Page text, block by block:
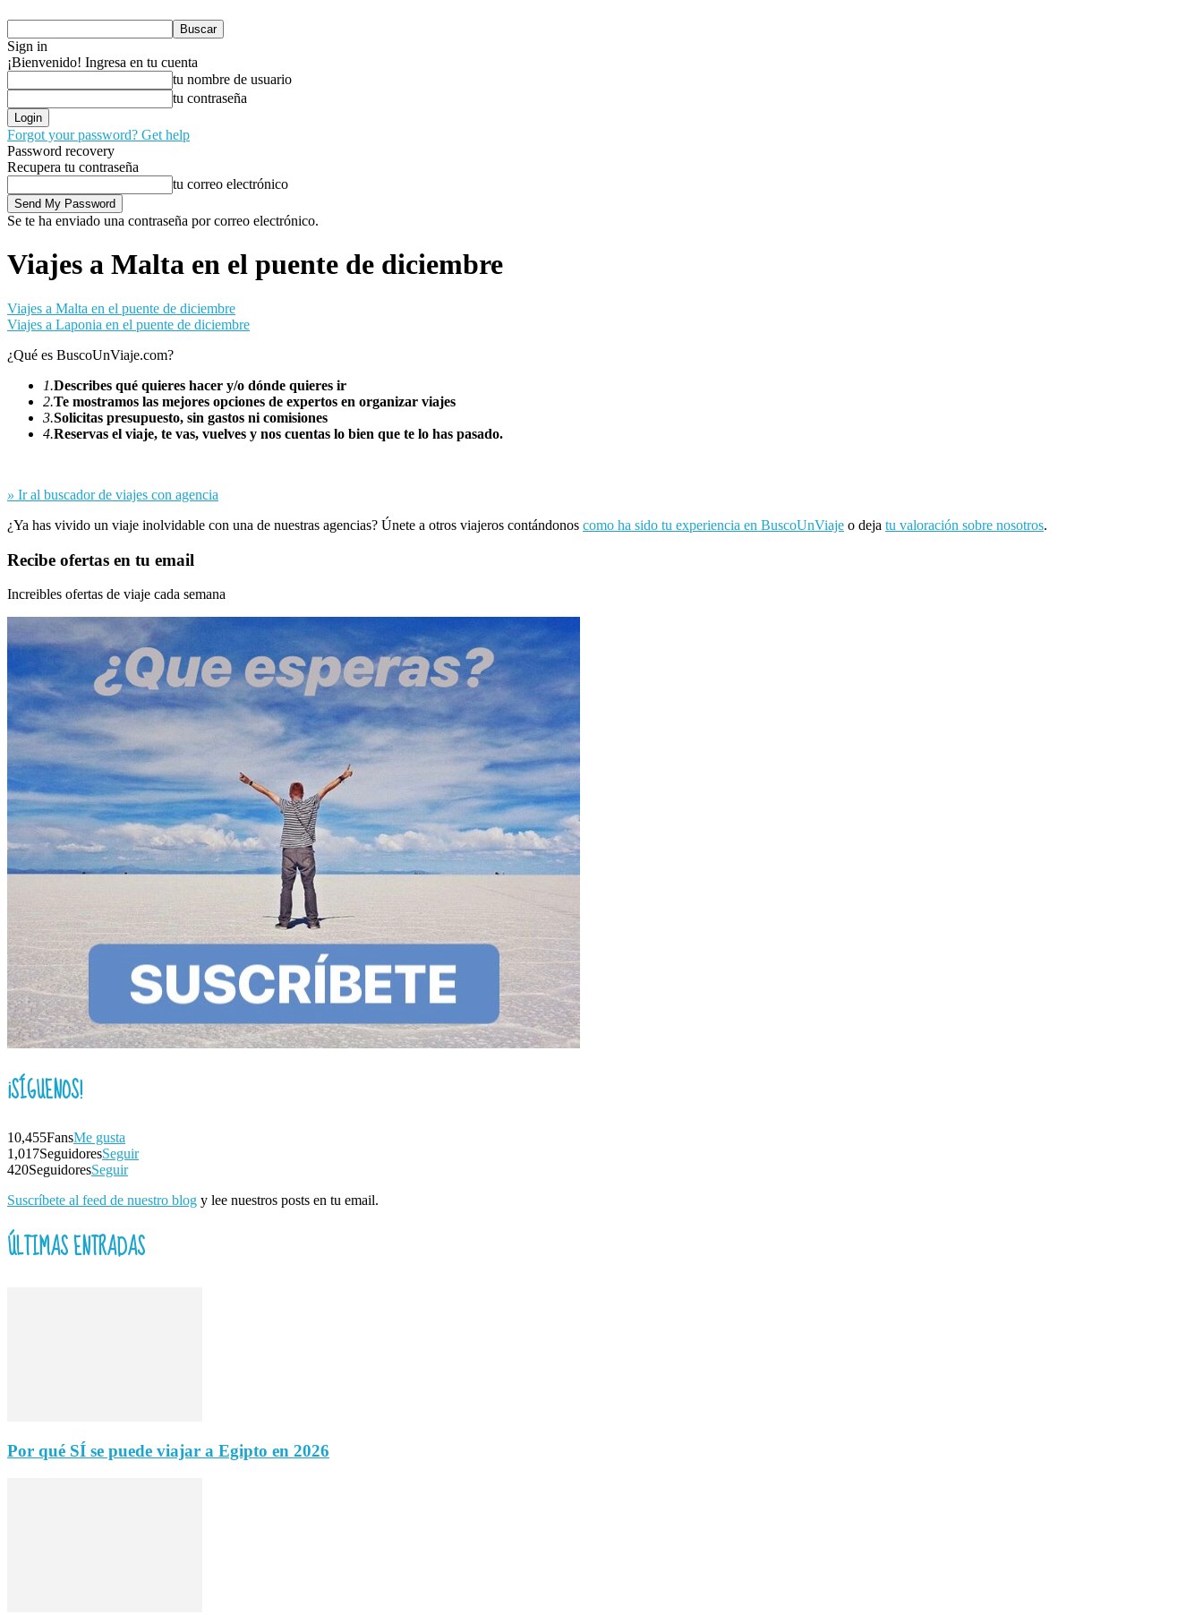
Sign in
¡Bienvenido! Ingresa en tu cuenta
tu nombre de usuario
tu contraseña
Forgot your password? Get help
Password recovery
Recupera tu contraseña
tu correo electrónico
Se te ha enviado una contraseña por correo electrónico.
Viajes a Malta en el puente de diciembre
Viajes a Malta en el puente de diciembre
Viajes a Laponia en el puente de diciembre
¿Qué es BuscoUnViaje.com?
1.Describes qué quieres hacer y/o dónde quieres ir
2.Te mostramos las mejores opciones de expertos en organizar viajes
3.Solicitas presupuesto, sin gastos ni comisiones
4.Reservas el viaje, te vas, vuelves y nos cuentas lo bien que te lo has pasado.
» Ir al buscador de viajes con agencia
¿Ya has vivido un viaje inolvidable con una de nuestras agencias? Únete a otros viajeros contándonos como ha sido tu experiencia en BuscoUnViaje o deja tu valoración sobre nosotros.
Recibe ofertas en tu email
Increibles ofertas de viaje cada semana
¡SÍGUENOS!
10,455FansMe gusta
1,017SeguidoresSeguir
420SeguidoresSeguir
Suscríbete al feed de nuestro blog y lee nuestros posts en tu email.
ÚLTIMAS ENTRADAS
Por qué SÍ se puede viajar a Egipto en 2026